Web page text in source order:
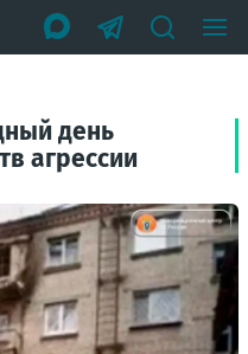
день
агрессии